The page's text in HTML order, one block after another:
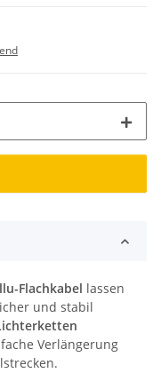
Flachkabel lassen
und stabil
Verlängerung